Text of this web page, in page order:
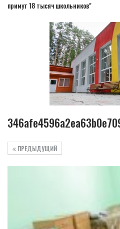
примут 18 тысяч школьников"
ПРЕДЫДУЩИЙ